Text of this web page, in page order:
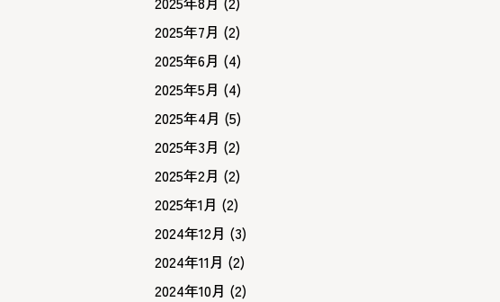
2025年7月 (2)
2025年6月 (4)
2025年5月 (4)
2025年4月 (5)
2025年3月 (2)
2025年2月 (2)
2025年1月 (2)
2024年12月 (3)
2024年11月 (2)
2024年10月 (2)